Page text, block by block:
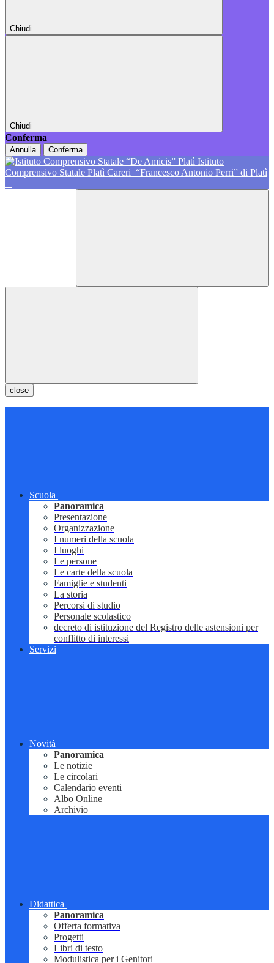
Chiudi
Chiudi
Conferma
Annulla Conferma
Istituto
Comprensivo Statale Platì Careri “Francesco Antonio Perri” di Platì
close
Scuola
Panoramica
Presentazione
Organizzazione
I numeri della scuola
I luoghi
Le persone
Le carte della scuola
Famiglie e studenti
La storia
Percorsi di studio
Personale scolastico
decreto di istituzione del Registro delle astensioni per
conflitto di interessi
Servizi
Novità
Panoramica
Le notizie
Le circolari
Calendario eventi
Albo Online
Archivio
Didattica
Panoramica
Offerta formativa
Progetti
Libri di testo
Modulistica per i Genitori